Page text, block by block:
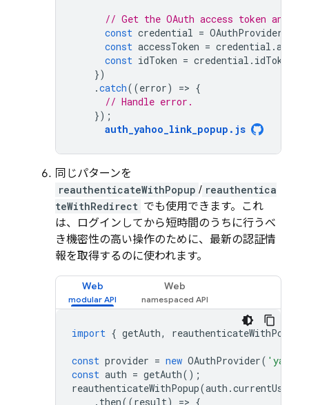
// Get the OAuth access token and ID
const credential = OAuthProvider
const accessToken = credential .
const idToken = credential . idToken
})
.catch((error) => {
// Handle error.
});
auth_yahoo_link_popup . js
同じパターンを
reauthenticateWithPopup / reauthentica
teWithRedirect でも使用できます。これ
は、ログインしてから短時間のうちに行うべ
き機密性の高い操作のために、最新の認証情
報を取得するのに使われます。
Web Web
import { getAuth, reauthenticateWithPopup
const provider = new OAuthProvider(
const auth = getAuth();
reauthenticateWithPopup(auth .currentUser
. then((result) => {